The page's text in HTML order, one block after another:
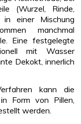
(Wurzel, Rinde,
einer Mischung
manchmal
Eine festgelegte
mit Wasser
Dekokt, innerlich
kann die
Form von Pillen,
werden.